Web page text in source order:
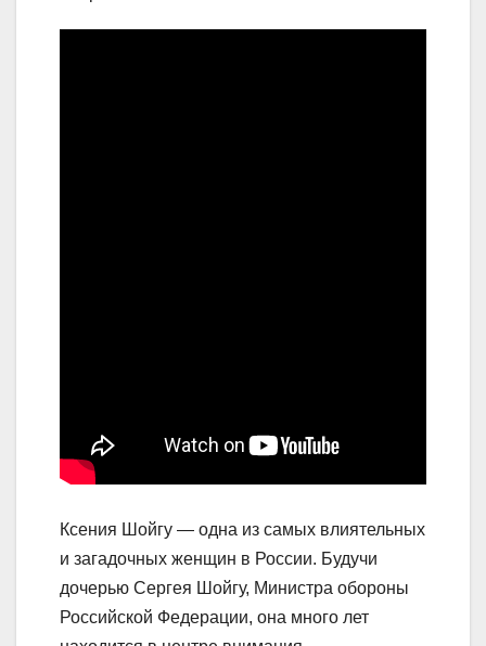
Ксения Шойгу — одна из самых влиятельных
и загадочных женщин в России. Будучи
дочерью Сергея Шойгу, Министра обороны
Российской Федерации, она много лет